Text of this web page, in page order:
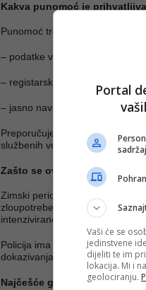
Kakva punomoć je prihvatljiva
Punomoć treba sadržavati: –
– podatke vozača
– registarsku oznaku vozila
– jasno navedenu dozvolu za
Preporučuje se da dokument
službenih vozila i s pečatom
Zašto se ovo pravilo sada
Zimski period donosi pojačan
zloupotrebe vozila. Upravo
intenzivirane, posebno prema
Policija ima pravo posumnjati u
dokazivanja je isključivo na
Najčešće greške putnika
Portal
Vaši će se
jedinstvene
dijeliti te im
lokacija. Mi i
geolociranju.